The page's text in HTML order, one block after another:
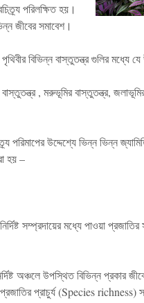
পরিলক্ষিতহয় ।
জীবেরসমাবেশ।
পৃথিবীরবিভিন্নবাস্তুতন্ত্রগুলিরমধ্যেযে
বাস্তুতন্ত্র, মরুভূমিরবাস্তুতন্ত্র,
পরিমাপেরউদ্দেশ্যেভিন্নভিন্ন
হয়–
নির্দিষ্টসম্প্রদায়েরমধ্যেপাওয়াপ্রজাতির
অঞ্চলেউপস্থিতবিভিন্নপ্রকার
প্রজাতিরপ্রাচুর্য(Species richness)